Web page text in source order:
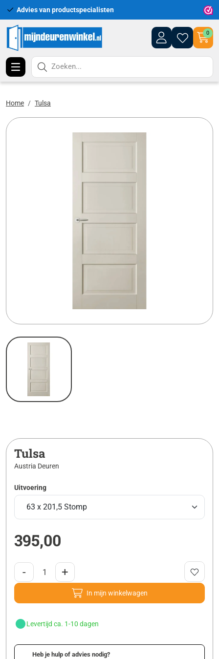
Advies van productspecialisten
0
Zoeken...
Home Tulsa
Tulsa
Austria Deuren
Uitvoering
395,00
- +
In mijn winkelwagen
Levertijd ca. 1-10 dagen
Heb je hulp of advies nodig?